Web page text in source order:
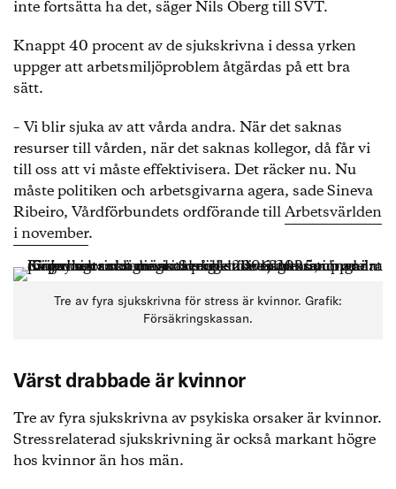
inte fortsätta ha det, säger Nils Öberg till SVT.
Knappt 40 procent av de sjukskrivna i dessa yrken
uppger att arbetsmiljöproblem åtgärdas på ett bra
sätt.
– Vi blir sjuka av att vårda andra. När det saknas
resurser till vården, när det saknas kollegor, då får vi
till oss att vi måste effektivisera. Det räcker nu. Nu
måste politiken och arbetsgivarna agera, sade Sineva
Ribeiro, Vårdförbundets ordförande tillArbetsvärlden
i november.
Tre av fyra sjukskrivna för stress är kvinnor. Grafik:
Försäkringskassan.
Värst drabbade är kvinnor
Tre av fyra sjukskrivna av psykiska orsaker är kvinnor.
Stressrelaterad sjukskrivning är också markant högre
hos kvinnor än hos män.